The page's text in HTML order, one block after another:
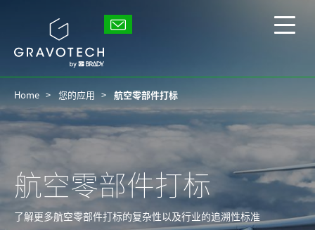
content
Gravotech
显
藏
单
Home 您的应用 航空零部件打标
航空零部件打标
了解更多航空零部件打标的复杂性以及行业的追溯性标准